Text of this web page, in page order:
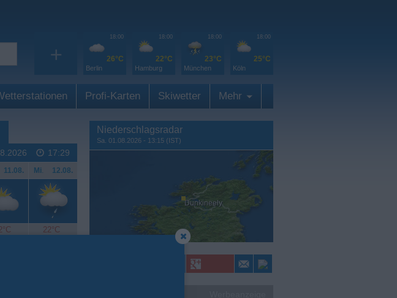
+
18:00
26°C
Berlin
18:00
22°C
Hamburg
18:00
23°C
München
18:00
25°C
Köln
Profi-Karten Skiwetter Mehr
17:29
11.08. Mi. 12.08.
22°C
Niederschlagsradar
Sa. 01.08.2026 - 13:15 (IST)
Dunkineely